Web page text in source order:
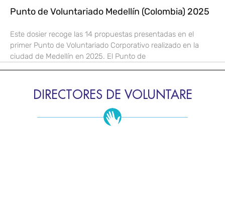
Punto de Voluntariado Medellín (Colombia) 2025
Este dosier recoge las 14 propuestas presentadas en el
primer Punto de Voluntariado Corporativo realizado en la
ciudad de Medellín en 2025. El Punto de
DIRECTORES DE VOLUNTARE